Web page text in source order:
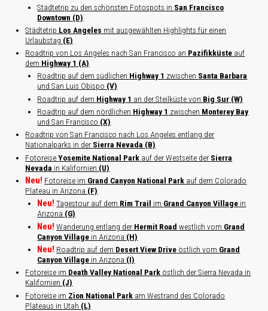
Städtetrip zu den schönsten Fotospots in San Francisco
Downtown (D)
Städtetrip Los Angeles mit ausgewählten Highlights für einen
Urlaubstag (E)
Roadtrip von Los Angeles nach San Francisco an Pazifikküste auf
dem Highway 1 (A)
Roadtrip auf dem südlichen Highway 1 zwischen Santa Barbara
und San Luis Obispo (V)
Roadtrip auf dem Highway 1 an der Steilküste von Big Sur (W)
Roadtrip auf dem nördlichen Highway 1 zwischen Monterey Bay
und San Francisco (X)
Roadtrip von San Francisco nach Los Angeles entlang der
Nationalparks in der Sierra Nevada (B)
FotoreiseYosemite National Park auf der Westseite der Sierra
Nevada in Kalifornien (U)
Neu! Fotoreise im Grand Canyon National Park auf dem Colorado
Plateau in Arizona (F)
Neu! Tagestour auf dem Rim Trail im Grand Canyon Village in
Arizona (G)
Neu! Wanderung entlang der Hermit Road westlich vom Grand
Canyon Village in Arizona (H)
Neu! Roadtrip auf dem Desert View Drive östlich vom Grand
Canyon Village in Arizona (I)
Fotoreise im Death Valley National Park östlich der Sierra Nevada in
Kalifornien (J)
Fotoreise im Zion National Park am Westrand des Colorado
Plateaus in Utah (L)